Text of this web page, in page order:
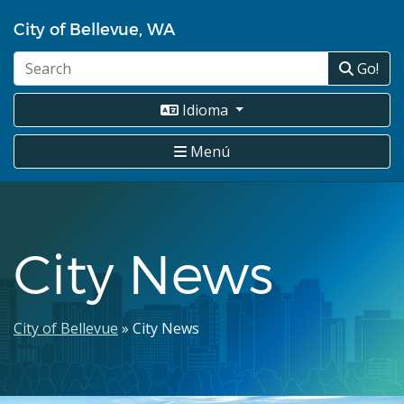
contenido
principal
City of Bellevue, WA
Go!
Idioma
Menú
City News
Ruta
de
City of Bellevue City News